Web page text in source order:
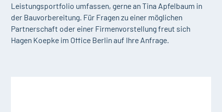
Leistungsportfolio umfassen, gerne an Tina Apfelbaum in
der Bauvorbereitung. Für Fragen zu einer möglichen
Partnerschaft oder einer Firmenvorstellung freut sich
Hagen Koepke im Office Berlin auf Ihre Anfrage.